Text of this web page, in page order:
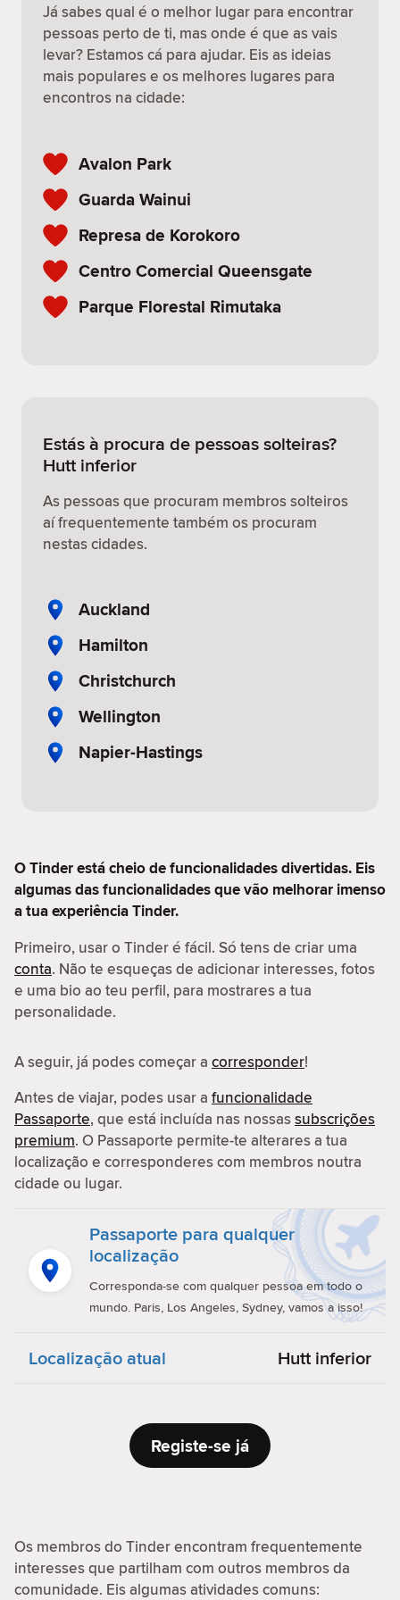
Já sabes qual é o melhor lugar para encontrar
pessoas perto de ti, mas onde é que as vais
levar? Estamos cá para ajudar. Eis as ideias
mais populares e os melhores lugares para
encontros na cidade:
Avalon Park
Guarda Wainui
Represa de Korokoro
Centro Comercial Queensgate
Parque Florestal Rimutaka
Estás à procura de pessoas solteiras?
Hutt inferior
As pessoas que procuram membros solteiros
aí frequentemente também os procuram
nestas cidades.
Auckland
Hamilton
Christchurch
Wellington
Napier-Hastings
O Tinder está cheio de funcionalidades divertidas. Eis
algumas das funcionalidades que vão melhorar imenso
a tua experiência Tinder.
Primeiro, usar o Tinder é fácil. Só tens de criar uma
conta. Não te esqueças de adicionar interesses, fotos
e uma bio ao teu perfil, para mostrares a tua
personalidade.
A seguir, já podes começar a corresponder!
Antes de viajar, podes usar a funcionalidade
Passaporte, que está incluída nas nossassubscrições
premium. O Passaporte permite-te alterares a tua
localização e corresponderes com membros noutra
cidade ou lugar.
Passaporte para qualquer
localização
Corresponda-se com qualquer pessoa em todo o
mundo. Paris, Los Angeles, Sydney, vamos a isso!
Localização atual Hutt inferior
Registe-se já
Os membros do Tinder encontram frequentemente
interesses que partilham com outros membros da
comunidade. Eis algumas atividades comuns: